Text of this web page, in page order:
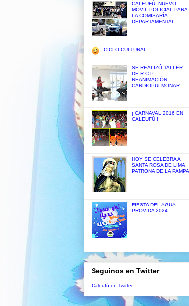
CALEUFÚ: NUEVO
MÓVIL POLICIAL PARA
LA COMISARÍA
DEPARTAMENTAL
CICLO CULTURAL
SE REALIZÓ TALLER
DE R.C.P.
REANIMACIÓN
CARDIOPULMONAR
¡ CARNAVAL 2016 EN
CALEUFÚ !
HOY SE CELEBRA A
SANTA ROSA DE LIMA,
PATRONA DE LA PAMPA
FIESTA DEL AGUA -
PROVIDA 2024
Seguinos en Twitter
Caleufú en Twitter